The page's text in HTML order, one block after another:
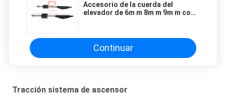
Accesorio de la cuerda del
elevador de 6m m 8m m 9m m con
Continuar
Tracción sistema de ascensor